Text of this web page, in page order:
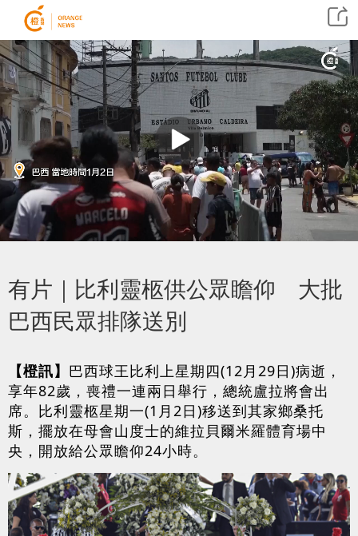
有片｜比利靈柩供公眾瞻仰 大批
巴西民眾排隊送別
【橙訊】 巴西球王比利上星期四(12月29日)病逝，
享年82歲，喪禮一連兩日舉行，總統盧拉將會出
席。比利靈柩星期一(1月2日)移送到其家鄉桑托
斯，擺放在母會山度士的維拉貝爾米羅體育場中
央，開放給公眾瞻仰24小時。